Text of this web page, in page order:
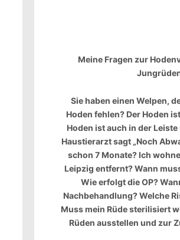
Meine Fragen zur
Sie haben einen Welpen,
Hoden fehlen? Der Hoden
Hoden ist auch in der
Haustierarzt sagt „Noch
schon 7 Monate? Ich
Leipzig entfernt? Wann
Wie erfolgt die OP?
Nachbehandlung? Welche
Muss mein Rüde sterilisiert
Rüden ausstellen und zur